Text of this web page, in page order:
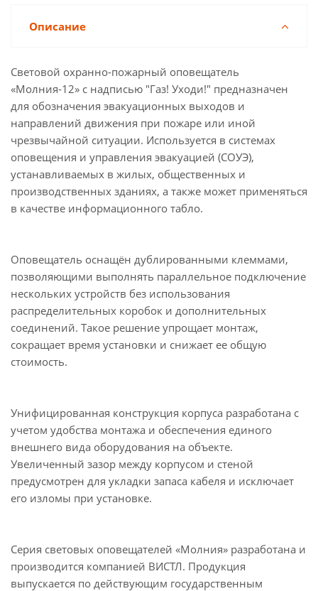
Описание
Световой охранно-пожарный оповещатель
«Молния-12» с надписью "Газ! Уходи!" предназначен
для обозначения эвакуационных выходов и
направлений движения при пожаре или иной
чрезвычайной ситуации. Используется в системах
оповещения и управления эвакуацией (СОУЭ),
устанавливаемых в жилых, общественных и
производственных зданиях, а также может применяться
в качестве информационного табло.
Оповещатель оснащён дублированными клеммами,
позволяющими выполнять параллельное подключение
нескольких устройств без использования
распределительных коробок и дополнительных
соединений. Такое решение упрощает монтаж,
сокращает время установки и снижает ее общую
стоимость.
Унифицированная конструкция корпуса разработана с
учетом удобства монтажа и обеспечения единого
внешнего вида оборудования на объекте.
Увеличенный зазор между корпусом и стеной
предусмотрен для укладки запаса кабеля и исключает
его изломы при установке.
Серия световых оповещателей «Молния» разработана и
производится компанией ВИСТЛ. Продукция
выпускается по действующим государственным